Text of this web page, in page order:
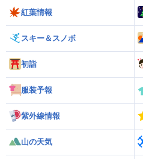
紅葉情報
スキー＆スノボ
初詣
服装予報
紫外線情報
山の天気